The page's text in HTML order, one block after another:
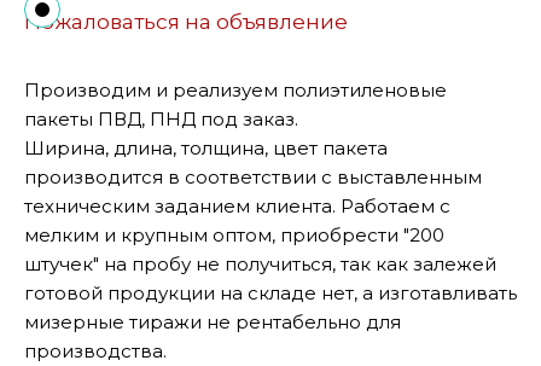
Пожаловаться на объявление
Производим и реализуем полиэтиленовые
пакеты ПВД, ПНД под заказ.
Ширина, длина, толщина, цвет пакета
производится в соответствии с выставленным
техническим заданием клиента. Работаем с
мелким и крупным оптом, приобрести "200
штучек" на пробу не получиться, так как залежей
готовой продукции на складе нет, а изготавливать
мизерные тиражи не рентабельно для
производства.